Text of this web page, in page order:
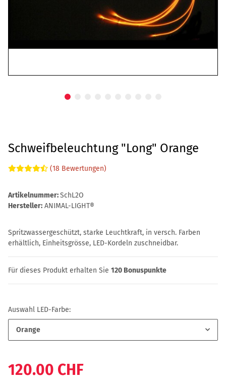
Schweifbeleuchtung "Long" Orange
(18 Bewertungen)
Artikelnummer:SchL2O
Hersteller: ANIMAL-LIGHT®
Spritzwassergeschützt, starke Leuchtkraft, in versch. Farben
erhältlich, Einheitsgrösse, LED-Kordeln zuschneidbar.
Für dieses Produkt erhalten Sie 120 Bonuspunkte
Auswahl LED-Farbe:
Orange
120.00 CHF